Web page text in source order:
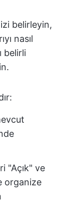
belirleyin,
nasıl
belirli
"Açık" ve
organize